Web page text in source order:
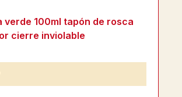
verde 100ml tapón de rosca
cierre inviolable